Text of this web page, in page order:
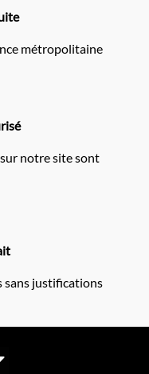
métropolitaine
notre site sont
sans justifications